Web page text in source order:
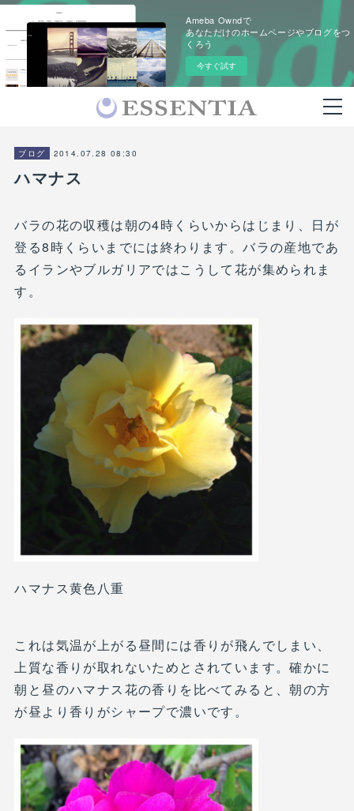
Ameba Owndで
あなただけのホームページやブログをつ
くろう
今すぐ試す
ブログ 2014.07.28 08:30
ハマナス
バラの花の収穫は朝の4時くらいからはじまり、日が
登る8時くらいまでには終わります。バラの産地であ
るイランやブルガリアではこうして花が集められま
す。
ハマナス黄色八重
これは気温が上がる昼間には香りが飛んでしまい、
上質な香りが取れないためとされています。確かに
朝と昼のハマナス花の香りを比べてみると、朝の方
が昼より香りがシャープで濃いです。